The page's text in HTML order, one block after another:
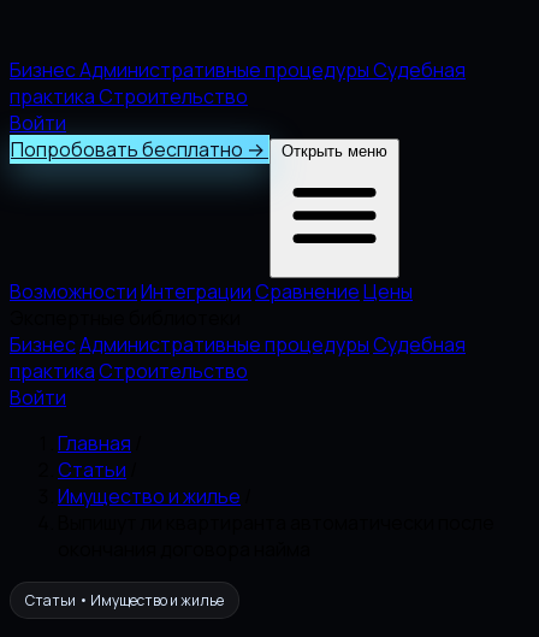
БизнесАдминистративные процедурыСудебная
практикаСтроительство
Войти
Попробовать бесплатно → Открыть меню
ВозможностиИнтеграцииСравнениеЦены
БизнесАдминистративные процедурыСудебная
практикаСтроительство
Войти
Главная
Статьи
Имущество и жилье
Статьи • Имущество и жилье